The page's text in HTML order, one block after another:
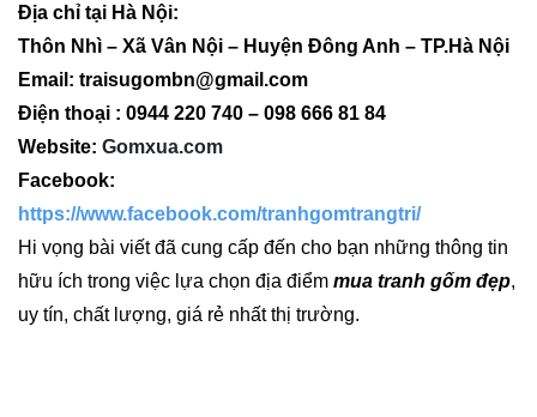
Địa chỉ tại Hà Nội:
Thôn Nhì – Xã Vân Nội – Huyện Đông Anh – TP.Hà Nội
Email: traisugombn@gmail.com
Điện thoại : 0944 220 740 – 098 666 81 84
Website: Gomxua.com
Facebook:
https://www.facebook.com/tranhgomtrangtri/
Hi vọng bài viết đã cung cấp đến cho bạn những thông tin
hữu ích trong việc lựa chọn địa điểm mua tranh gốm đẹp,
uy tín, chất lượng, giá rẻ nhất thị trường.